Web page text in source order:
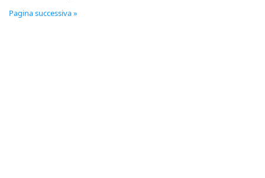
Pagina successiva »